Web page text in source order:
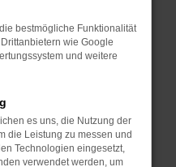
vorübergehende
neuesten Stand
nicht nur ein
kann auch dazu
bestmögliche Funktionalität
wie Google
und weitere
es uns, die Nutzung der
die Leistung zu messen und
Technologien eingesetzt,
verwendet werden, um